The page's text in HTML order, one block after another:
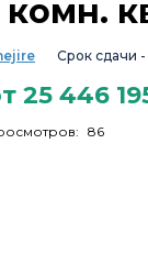
комн.
Срок сдачи -
25 446
86